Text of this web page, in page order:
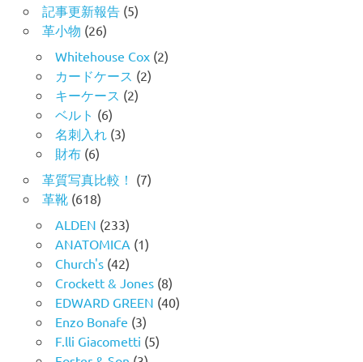
記事更新報告(5)
革小物 (26)
Whitehouse Cox(2)
カードケース (2)
キーケース (2)
ベルト (6)
名刺入れ (3)
財布(6)
革質写真比較！ (7)
革靴(618)
ALDEN (233)
ANATOMICA (1)
Church's(42)
Crockett & Jones(8)
EDWARD GREEN (40)
Enzo Bonafe (3)
F.lli Giacometti (5)